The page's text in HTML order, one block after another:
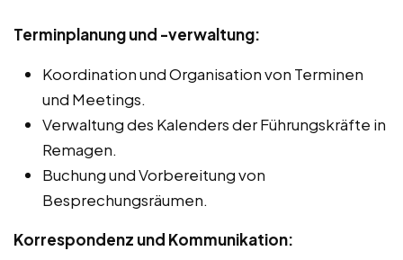
Terminplanung und -verwaltung:
Koordination und Organisation von Terminen
und Meetings.
Verwaltung des Kalenders der Führungskräfte in
Remagen.
Buchung und Vorbereitung von
Besprechungsräumen.
Korrespondenz und Kommunikation: